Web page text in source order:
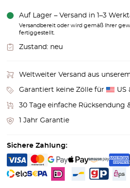
Auf Lager – Versand in 1–3
Versandbereit oder wird gemäß Ihrer
fertiggestellt.
Zustand: neu
Weltweiter Versand aus
Garantiert keine Zölle für US
30 Tage einfache Rücksendung
1 Jahr Garantie
Sichere Zahlung: